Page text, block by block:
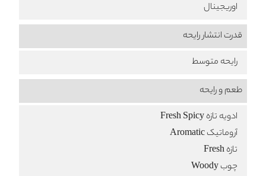
اوریجینال
قدرت انتشار رایحه
رایحه متوسط
طعم‌ و رایحه
ادویه تازه Fresh Spicy
آروماتیک Aromatic
تازه Fresh
چوب Woody